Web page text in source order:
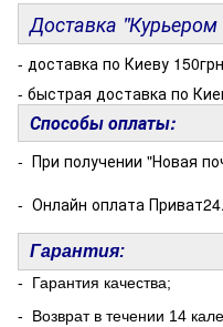
Доставка
- доставка по Киеву
- быстрая доставка по
Способы оплаты:
- При получении "Новая
- Онлайн оплата
Гарантия:
- Гарантия качества;
- Возврат в течении 14